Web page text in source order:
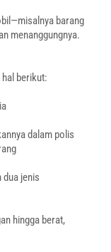
barang
menanggungnya.
berikut:
dalam polis
jenis
hingga berat,